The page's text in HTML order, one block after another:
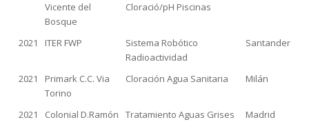
Vicente del
Bosque
Cloració/pH Piscinas
2021 ITER FWP
Sistema Robótico
Radioactividad
Santander
2021
Primark C.C. Via
Torino
Cloración Agua Sanitaria Milán
2021
Colonial D.Ramón
Tratamiento Aguas Grises Madrid